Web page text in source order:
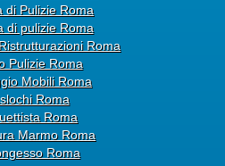
di Pulizie Roma
di pulizie Roma
Roma
Pulizie Roma
Mobili Roma
Roma
Roma
Marmo Roma
Roma